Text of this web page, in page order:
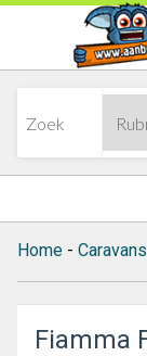
Home -
Fiamma